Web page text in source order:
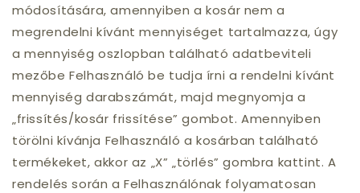
módosítására, amennyiben a kosár nem a
megrendelni kívánt mennyiséget tartalmazza, úgy
a mennyiség oszlopban található adatbeviteli
mezőbe Felhasználó be tudja írni a rendelni kívánt
mennyiség darabszámát, majd megnyomja a
„frissítés/kosár frissítése” gombot. Amennyiben
törölni kívánja Felhasználó a kosárban található
termékeket, akkor az „X” „törlés” gombra kattint. A
rendelés során a Felhasználónak folyamatosan